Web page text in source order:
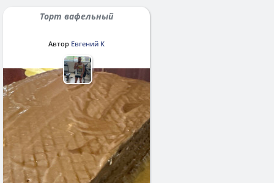
Торт вафельный
Автор Евгений К